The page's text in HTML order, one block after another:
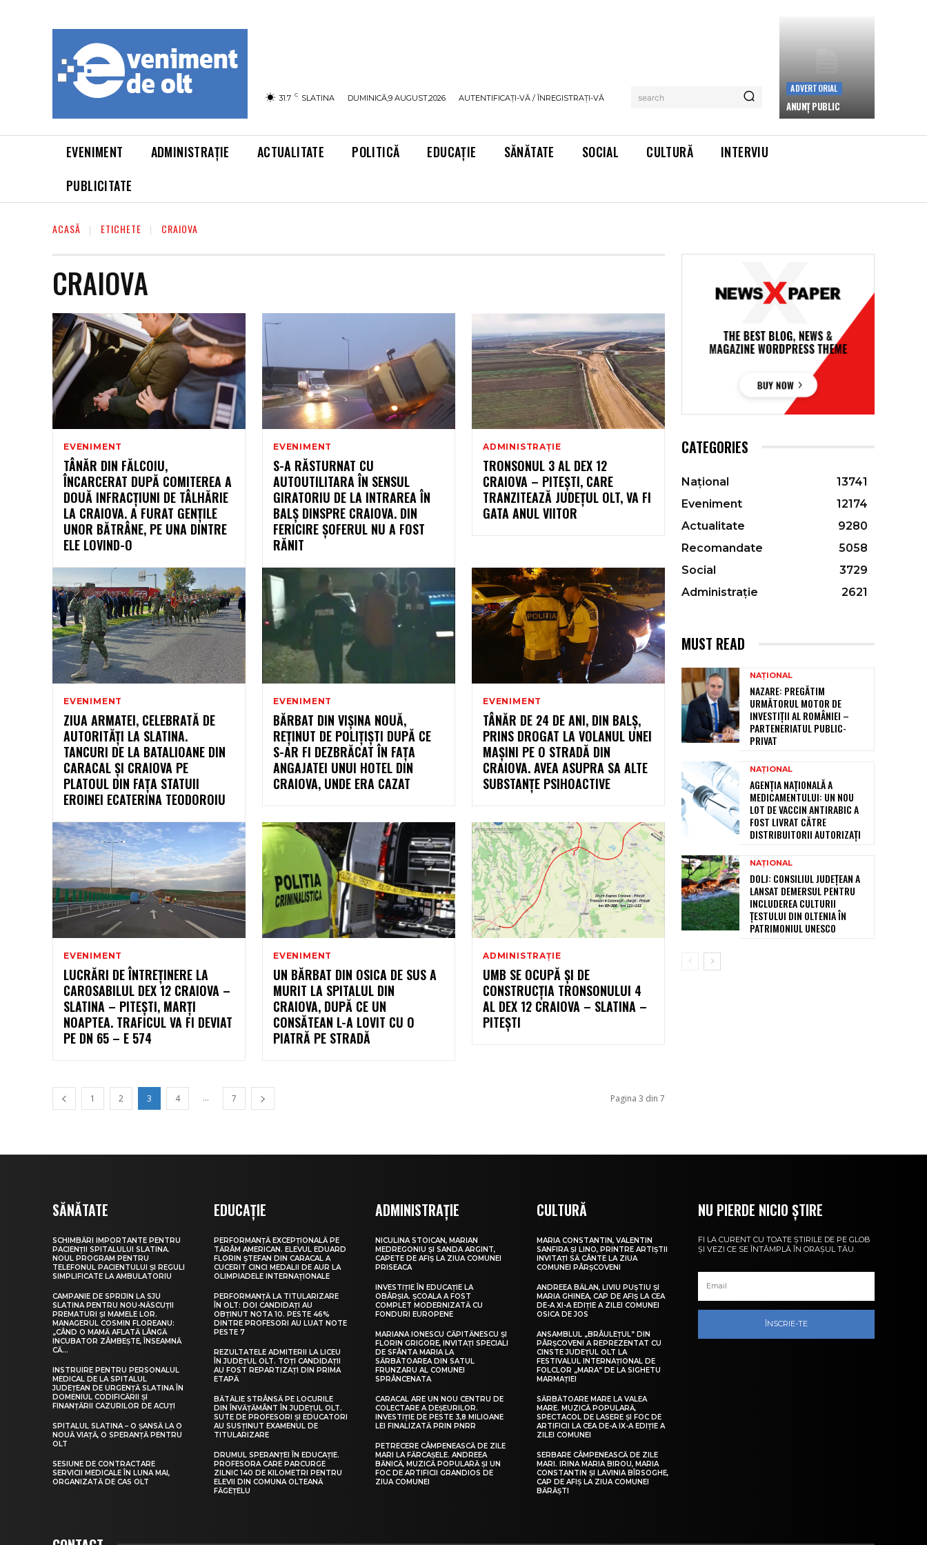
31.7 C SLATINA DUMINICĂ,9 AUGUST,2026 AUTENTIFICAȚI-VĂ / ÎNREGISTRAȚI-VĂ search
ADVERTORIAL
ANUNȚ PUBLIC
EVENIMENT ADMINISTRAȚIE ACTUALITATE POLITICĂ EDUCAȚIE SĂNĂTATE SOCIAL CULTURĂ
INTERVIU
PUBLICITATE
ACASĂ ETICHETE CRAIOVA
CRAIOVA
EVENIMENT
TÂNĂR DIN FĂLCOIU,
ÎNCARCERAT DUPĂ COMITEREA A
DOUĂ INFRACȚIUNI DE TÂLHĂRIE
LA CRAIOVA. A FURAT GENȚILE
UNOR BĂTRÂNE, PE UNA DINTRE
ELE LOVIND-O
EVENIMENT
S-A RĂSTURNAT CU
AUTOUTILITARA ÎN SENSUL
GIRATORIU DE LA INTRAREA ÎN
BALȘ DINSPRE CRAIOVA. DIN
FERICIRE ȘOFERUL NU A FOST
RĂNIT
ADMINISTRAȚIE
TRONSONUL 3 AL DEX 12
CRAIOVA – PITEȘTI, CARE
TRANZITEAZĂ JUDEȚUL OLT, VA FI
GATA ANUL VIITOR
EVENIMENT
ZIUA ARMATEI, CELEBRATĂ DE
AUTORITĂȚI LA SLATINA.
TANCURI DE LA BATALIOANE DIN
CARACAL ȘI CRAIOVA PE
PLATOUL DIN FAȚA STATUII
EROINEI ECATERINA TEODOROIU
EVENIMENT
BĂRBAT DIN VIȘINA NOUĂ,
REȚINUT DE POLIȚIȘTI DUPĂ CE
S-AR FI DEZBRĂCAT ÎN FAȚA
ANGAJATEI UNUI HOTEL DIN
CRAIOVA, UNDE ERA CAZAT
EVENIMENT
TÂNĂR DE 24 DE ANI, DIN BALȘ,
PRINS DROGAT LA VOLANUL UNEI
MAȘINI PE O STRADĂ DIN
CRAIOVA. AVEA ASUPRA SA ALTE
SUBSTANȚE PSIHOACTIVE
EVENIMENT
LUCRĂRI DE ÎNTREȚINERE LA
CAROSABILUL DEX 12 CRAIOVA –
SLATINA – PITEȘTI, MARȚI
NOAPTEA. TRAFICUL VA FI DEVIAT
PE DN 65 – E 574
EVENIMENT
UN BĂRBAT DIN OSICA DE SUS A
MURIT LA SPITALUL DIN
CRAIOVA, DUPĂ CE UN
CONSĂTEAN L-A LOVIT CU O
PIATRĂ PE STRADĂ
ADMINISTRAȚIE
UMB SE OCUPĂ ȘI DE
CONSTRUCȚIA TRONSONULUI 4
AL DEX 12 CRAIOVA – SLATINA –
PITEȘTI
1 2 3 4 ... 7 Pagina 3 din 7
CATEGORIES
Național
13741
Eveniment
12174
Actualitate
9280
Recomandate
5058
Social
3729
Administrație
2621
MUST READ
NAȚIONAL
NAZARE: PREGĂTIM
URMĂTORUL MOTOR DE
INVESTIȚII AL ROMÂNIEI –
PARTENERIATUL PUBLIC-
PRIVAT
NAȚIONAL
AGENȚIA NAȚIONALĂ A
MEDICAMENTULUI: UN NOU
LOT DE VACCIN ANTIRABIC A
FOST LIVRAT CĂTRE
DISTRIBUITORII AUTORIZAȚI
NAȚIONAL
DOLJ: CONSILIUL JUDEȚEAN A
LANSAT DEMERSUL PENTRU
INCLUDEREA CULTURII
ȚESTULUI DIN OLTENIA ÎN
PATRIMONIUL UNESCO
SĂNĂTATE
SCHIMBĂRI IMPORTANTE PENTRU
PACIENȚII SPITALULUI SLATINA.
NOUL PROGRAM PENTRU
TELEFONUL PACIENTULUI ȘI REGULI
SIMPLIFICATE LA AMBULATORIU
CAMPANIE DE SPRIJIN LA SJU
SLATINA PENTRU NOU-NĂSCUȚII
PREMATURI ȘI MAMELE LOR.
MANAGERUL COSMIN FLOREANU:
„CÂND O MAMĂ AFLATĂ LÂNGĂ
INCUBATOR ZÂMBEȘTE, ÎNSEAMNĂ
CĂ...
INSTRUIRE PENTRU PERSONALUL
MEDICAL DE LA SPITALUL
JUDEȚEAN DE URGENȚĂ SLATINA ÎN
DOMENIUL CODIFICĂRII ȘI
FINANȚĂRII CAZURILOR DE ACUȚI
SPITALUL SLATINA – O ȘANSĂ LA O
NOUĂ VIAȚĂ, O SPERANȚĂ PENTRU
OLT
SESIUNE DE CONTRACTARE
SERVICII MEDICALE ÎN LUNA MAI,
ORGANIZATĂ DE CAS OLT
EDUCAȚIE
PERFORMANȚĂ EXCEPȚIONALĂ PE
TĂRÂM AMERICAN. ELEVUL EDUARD
FLORIN ȘTEFAN DIN CARACAL A
CUCERIT CINCI MEDALII DE AUR LA
OLIMPIADELE INTERNAȚIONALE
PERFORMANȚĂ LA TITULARIZARE
ÎN OLT: DOI CANDIDAȚI AU
OBȚINUT NOTA 10. PESTE 46%
DINTRE PROFESORI AU LUAT NOTE
PESTE 7
REZULTATELE ADMITERII LA LICEU
ÎN JUDEȚUL OLT. TOȚI CANDIDAȚII
AU FOST REPARTIZAȚI DIN PRIMA
ETAPĂ
BĂTĂLIE STRÂNSĂ PE LOCURILE
DIN ÎNVĂȚĂMÂNT ÎN JUDEȚUL OLT.
SUTE DE PROFESORI ȘI EDUCATORI
AU SUSȚINUT EXAMENUL DE
TITULARIZARE
DRUMUL SPERANȚEI ÎN EDUCAȚIE.
PROFESORA CARE PARCURGE
ZILNIC 140 DE KILOMETRI PENTRU
ELEVII DIN COMUNA OLTEANĂ
FĂGEȚELU
ADMINISTRAȚIE
NICULINA STOICAN, MARIAN
MEDREGONIU ȘI SANDA ARGINT,
CAPETE DE AFIȘ LA ZIUA COMUNEI
PRISEACA
INVESTIȚIE ÎN EDUCAȚIE LA
OBÂRȘIA. ȘCOALA A FOST
COMPLET MODERNIZATĂ CU
FONDURI EUROPENE
MARIANA IONESCU CĂPITĂNESCU ȘI
FLORIN GRIGORE, INVITAȚI SPECIALI
DE SFÂNTA MARIA LA
SĂRBĂTOAREA DIN SATUL
FRUNZARU AL COMUNEI
SPRÂNCENATA
CARACAL ARE UN NOU CENTRU DE
COLECTARE A DEȘEURILOR.
INVESTIȚIE DE PESTE 3,8 MILIOANE
LEI FINALIZATĂ PRIN PNRR
PETRECERE CÂMPENEASCĂ DE ZILE
MARI LA FĂRCAȘELE. ANDREEA
BĂNICĂ, MUZICĂ POPULARĂ ȘI UN
FOC DE ARTIFICII GRANDIOS DE
ZIUA COMUNEI
CULTURĂ
MARIA CONSTANTIN, VALENTIN
SANFIRA ȘI LINO, PRINTRE ARTIȘTII
INVITAȚI SĂ CÂNTE LA ZIUA
COMUNEI PÂRȘCOVENI
ANDREEA BĂLAN, LIVIU PUȘTIU ȘI
MARIA GHINEA, CAP DE AFIȘ LA CEA
DE-A XI-A EDIȚIE A ZILEI COMUNEI
OSICA DE JOS
ANSAMBLUL „BRÂULEȚUL” DIN
PÂRȘCOVENI A REPREZENTAT CU
CINSTE JUDEȚUL OLT LA
FESTIVALUL INTERNAȚIONAL DE
FOLCLOR „MARA” DE LA SIGHETU
MARMAȚIEI
SĂRBĂTOARE MARE LA VALEA
MARE. MUZICĂ POPULARĂ,
SPECTACOL DE LASERE ȘI FOC DE
ARTIFICII LA CEA DE-A IX-A EDIȚIE A
ZILEI COMUNEI
SERBARE CÂMPENEASCĂ DE ZILE
MARI. IRINA MARIA BIROU, MARIA
CONSTANTIN ȘI LAVINIA BÎRSOGHE,
CAP DE AFIȘ LA ZIUA COMUNEI
BĂRĂȘTI
NU PIERDE NICIO ȘTIRE
FI LA CURENT CU TOATE ȘTIRILE DE PE GLOB
ȘI VEZI CE SE ÎNTÂMPLĂ ÎN ORAȘUL TĂU.
ÎNSCRIE-TE